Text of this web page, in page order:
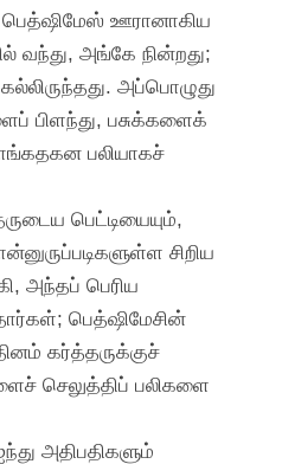
ஊரானாகிய
வந்து, அங்கே நின்றது;
அப்பொழுது
பிளந்து, பசுக்களைக்
பலியாகச்
பெட்டியையும்,
சிறிய
அந்தப் பெரிய
பெத்ஷிமேசின்
கர்த்தருக்குச்
செலுத்திப் பலிகளை
அதிபதிகளும்